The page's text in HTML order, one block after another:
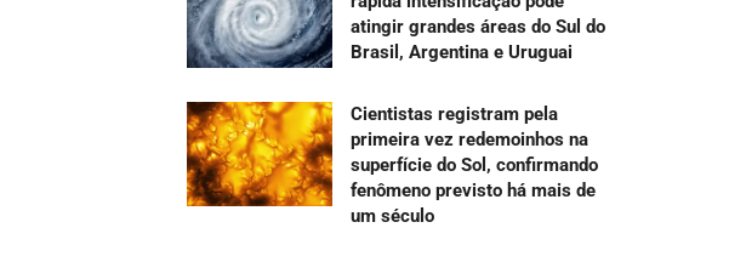
atingir grandes áreas do Sul do
Brasil, Argentina e Uruguai
Cientistas registram pela
primeira vez redemoinhos na
superfície do Sol, confirmando
fenômeno previsto há mais de
um século